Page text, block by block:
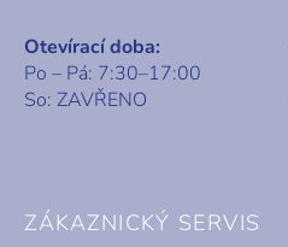
Otevírací doba:
Po – Pá: 7:30–17:00
So: ZAVŘENO
ZÁKAZNICKÝ SERVIS